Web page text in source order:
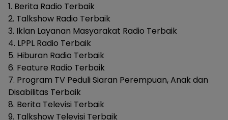
1. Berita Radio Terbaik
2. Talkshow Radio Terbaik
3. Iklan Layanan Masyarakat Radio Terbaik
4. LPPL Radio Terbaik
5. Hiburan Radio Terbaik
6. Feature Radio Terbaik
7. Program TV Peduli Siaran Perempuan, Anak dan
Disabilitas Terbaik
8. Berita Televisi Terbaik
9. Talkshow Televisi Terbaik